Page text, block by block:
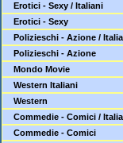
Erotici - Sexy / Italiani
Erotici - Sexy
Polizieschi - Azione /
Polizieschi - Azione
Mondo Movie
Western Italiani
Western
Commedie - Comici /
Commedie - Comici